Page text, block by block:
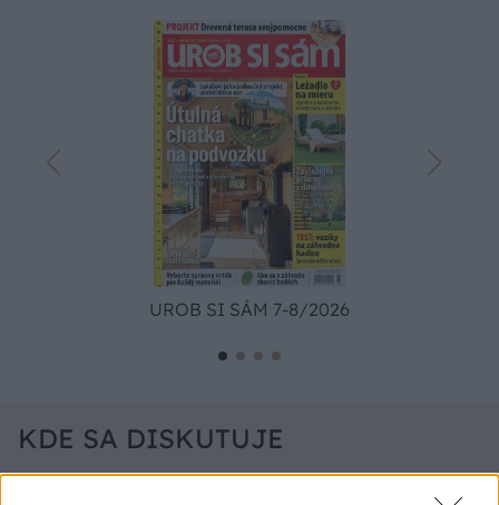
UROB SI SÁM 7-8/2026
KDE SA DISKUTUJE
Ja som to riešil tieniacimi závesmi v interieri.Je to